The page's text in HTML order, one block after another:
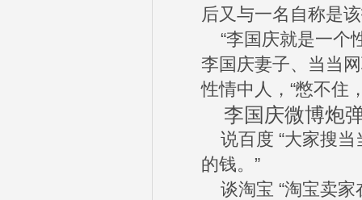
后又与一名自称是
“李国庆就是一个
李国庆妻子、当当
性情中人，“憋不住
李国庆微博炮
说百度 “大家搜当
的钱。”
谈淘宝 “淘宝卖家